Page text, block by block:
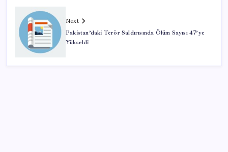
Next
Pakistan’daki Terör Saldırısında Ölüm Sayısı 47’ye
Yükseldi